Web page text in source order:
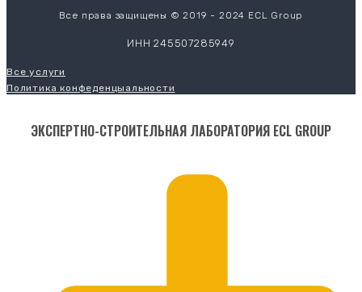
Все права защищены © 2019 - 2024 ECL Group
ИНН 245507285949
Все услуги
Политика конфеденцыальности
ЭКСПЕРТНО-СТРОИТЕЛЬНАЯ ЛАБОРАТОРИЯ ECL GROUP